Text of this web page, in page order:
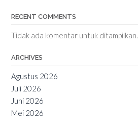
RECENT COMMENTS
Tidak ada komentar untuk ditampilkan.
ARCHIVES
Agustus 2026
Juli 2026
Juni 2026
Mei 2026